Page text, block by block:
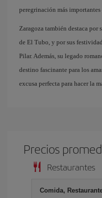
peregrinación más importantes
Zaragoza también destaca por
de El Tubo, y por sus
Pilar. Además, su legado
destino fascinante para los
excusa perfecta para hacer la
Precios
Restaurantes
Comida,